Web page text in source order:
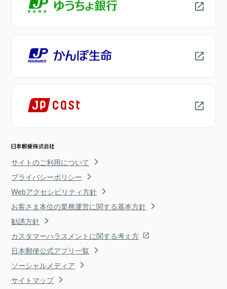
サイトのご利用について
プライバシーポリシー
Webアクセシビリティ方針
お客さま本位の業務運営に関する基本方針
勧誘方針
カスタマーハラスメントに関する考え方
日本郵便公式アプリ一覧
ソーシャルメディア
サイトマップ